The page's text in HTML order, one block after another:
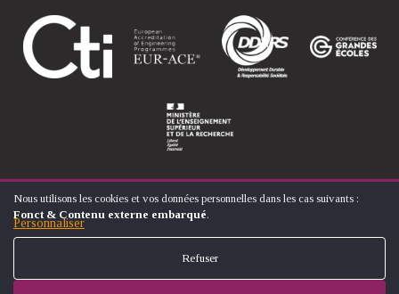
© ÉCOLE NATIONALE SUPÉRIEURE D'ARTS ET MÉTIERS
MENTIONS LÉGALES
UTILISATION
DES
DONNÉES
DES
Nous utilisons les cookies et vos données personnelles dans les cas suivants :
Fonct & Contenu externe embarqué.
Personnaliser
Refuser